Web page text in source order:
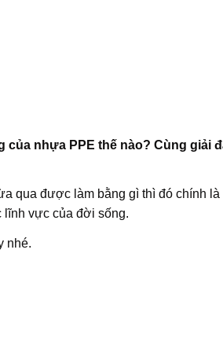
của nhựa PPE thế nào? Cùng giải
qua được làm bằng gì thì đó chính
lĩnh vực của đời sống.
nhé.